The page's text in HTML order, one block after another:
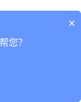
×
您？